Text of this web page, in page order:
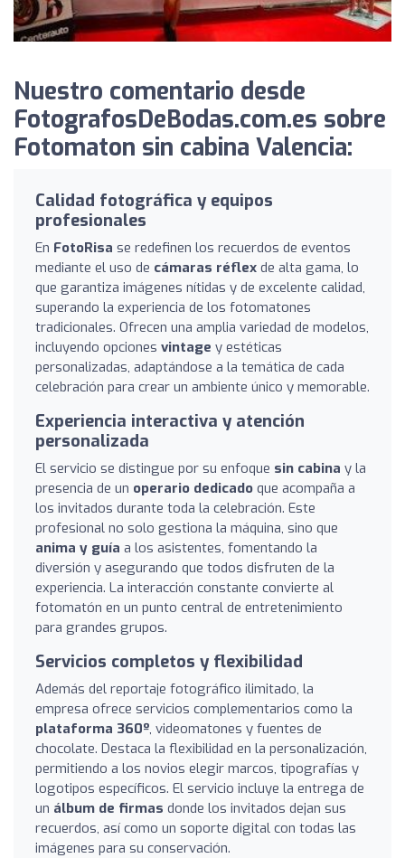
Nuestro comentario desde
FotografosDeBodas.com.es sobre
Fotomaton sin cabina Valencia:
Calidad fotográfica y equipos
profesionales
En FotoRisa se redefinen los recuerdos de eventos
mediante el uso de cámaras réflex de alta gama, lo
que garantiza imágenes nítidas y de excelente calidad,
superando la experiencia de los fotomatones
tradicionales. Ofrecen una amplia variedad de modelos,
incluyendo opciones vintage y estéticas
personalizadas, adaptándose a la temática de cada
celebración para crear un ambiente único y memorable.
Experiencia interactiva y atención
personalizada
El servicio se distingue por su enfoque sin cabina y la
presencia de un operario dedicado que acompaña a
los invitados durante toda la celebración. Este
profesional no solo gestiona la máquina, sino que
anima y guía a los asistentes, fomentando la
diversión y asegurando que todos disfruten de la
experiencia. La interacción constante convierte al
fotomatón en un punto central de entretenimiento
para grandes grupos.
Servicios completos y flexibilidad
Además del reportaje fotográfico ilimitado, la
empresa ofrece servicios complementarios como la
plataforma 360º, videomatones y fuentes de
chocolate. Destaca la flexibilidad en la personalización,
permitiendo a los novios elegir marcos, tipografías y
logotipos específicos. El servicio incluye la entrega de
un álbum de firmas donde los invitados dejan sus
recuerdos, así como un soporte digital con todas las
imágenes para su conservación.